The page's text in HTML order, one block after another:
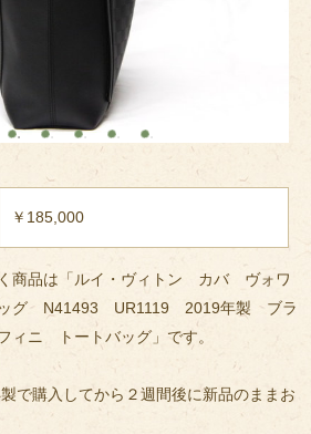
￥185,000
商品は「ルイ・ヴィトン カバ ヴォワ
ッグ N41493 UR1119 2019年製 ブラ
ニ トートバッグ」です。
で購入してから２週間後に新品のままお